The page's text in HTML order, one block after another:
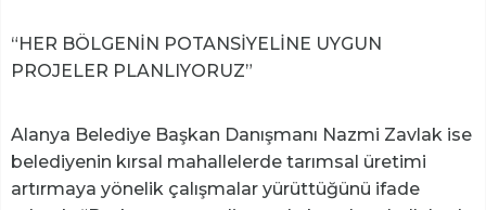
“HER BÖLGENİN POTANSİYELİNE UYGUN
PROJELER PLANLIYORUZ”
Alanya Belediye Başkan Danışmanı Nazmi Zavlak ise
belediyenin kırsal mahallelerde tarımsal üretimi
artırmaya yönelik çalışmalar yürüttüğünü ifade